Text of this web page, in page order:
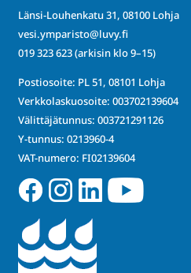
Länsi-Louhenkatu 31, 08100 Lohja
vesi.ymparisto@luvy.fi
019 323 623(arkisin klo 9–15)
Postiosoite: PL 51, 08101 Lohja
Verkkolaskuosoite: 003702139604
Välittäjätunnus: 003721291126
Y-tunnus: 0213960-4
VAT-numero: FI02139604